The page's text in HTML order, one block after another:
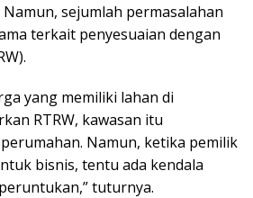
Namun, sejumlah permasalahan
terkait penyesuaian dengan
yang memiliki lahan di
RTRW, kawasan itu
Namun, ketika pemilik
bisnis, tentu ada kendala
tuturnya.